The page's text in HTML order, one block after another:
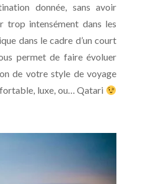
donnée, sans avoir
trop intensément dans les
dans le cadre d’un court
permet de faire évoluer
de votre style de voyage
luxe, ou… Qatari